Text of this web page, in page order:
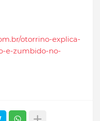
otorrino-explica-
e-zumbido-no-